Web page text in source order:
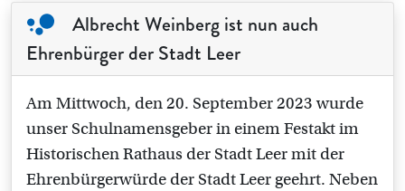
Albrecht Weinberg ist nun auch
Ehrenbürger der Stadt Leer
Am Mittwoch, den 20. September 2023 wurde
unser Schulnamensgeber in einem Festakt im
Historischen Rathaus der Stadt Leer mit der
Ehrenbürgerwürde der Stadt Leer geehrt. Neben